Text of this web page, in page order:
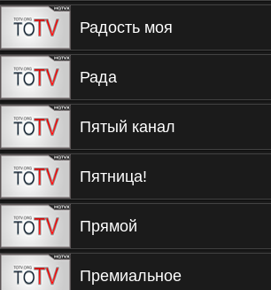
Радость моя
Рада
Пятый канал
Пятница!
Прямой
Премиальное